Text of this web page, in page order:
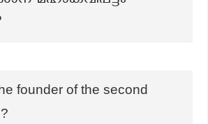
founder of the second